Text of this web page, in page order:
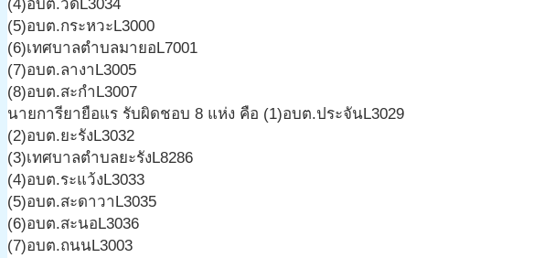
(4)อบต.วัดL3034
(5)อบต.กระหวะL3000
(6)เทศบาลตำบลมายอL7001
(7)อบต.ลางาL3005
(8)อบต.สะกำL3007
นายการียายือแร รับผิดชอบ 8 แห่ง คือ (1)อบต.ประจันL3029
(2)อบต.ยะรังL3032
(3)เทศบาลตำบลยะรังL8286
(4)อบต.ระแว้งL3033
(5)อบต.สะดาวาL3035
(6)อบต.สะนอL3036
(7)อบต.ถนนL3003